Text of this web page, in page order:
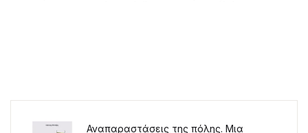
Αναπαραστάσεις της πόλης. Μια